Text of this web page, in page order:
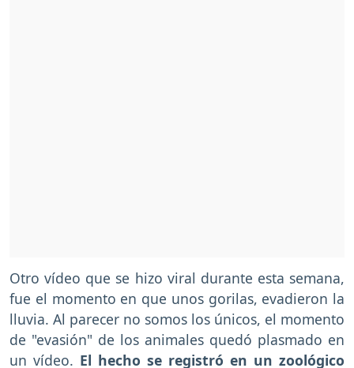
Otro vídeo que se hizo viral durante esta semana,
fue el momento en que unos gorilas, evadieron la
lluvia. Al parecer no somos los únicos, el momento
de "evasión" de los animales quedó plasmado en
un vídeo. El hecho se registró en un zoológico